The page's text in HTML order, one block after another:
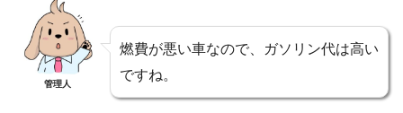
管理人
燃費が悪い車なので、ガソリン代は高い
ですね。